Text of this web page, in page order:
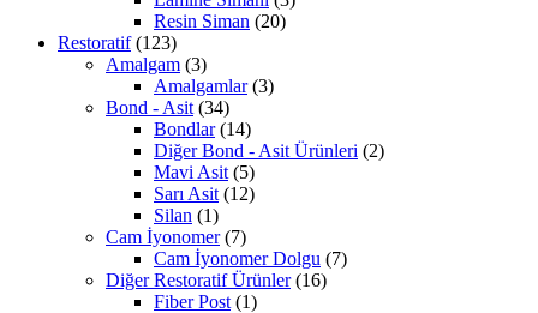
Resin Siman (20)
Restoratif (123)
Amalgam (3)
Amalgamlar (3)
Bond - Asit (34)
Bondlar (14)
Diğer Bond - Asit Ürünleri (2)
Mavi Asit (5)
Sarı Asit (12)
Silan (1)
Cam İyonomer (7)
Cam İyonomer Dolgu (7)
Diğer Restoratif Ürünler (16)
Fiber Post (1)